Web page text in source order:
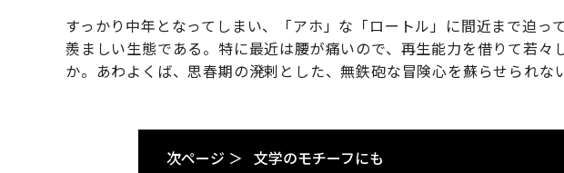
すっかり中年となってしまい、「アホ」な「ロートル」に間近まで迫っ
羨ましい生態である。特に最近は腰が痛いので、再生能力を借りて若々
か。あわよくば、思春期の溌剌とした、無鉄砲な冒険心を蘇らせられな
次ページ ＞ 文学のモチーフにも